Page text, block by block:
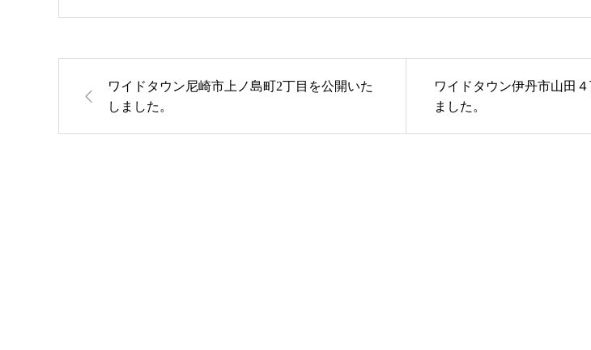
ワイドタウン尼崎市上ノ島町2丁目を公開いた
しました。
ワイドタウン伊丹市山田
ました。